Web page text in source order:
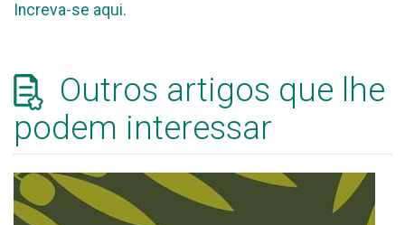
Increva-se aqui.
Outros artigos que lhe
podem interessar